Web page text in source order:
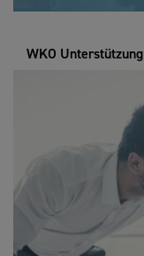
WKO Unterstützung